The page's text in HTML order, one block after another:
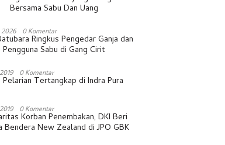
Bersama Sabu Dan Uang
2026 0 Komentar
Ringkus Pengedar Ganja dan
Pengguna Sabu di Gang Cirit
0 Komentar
Pelarian Tertangkap di Indra Pura
0 Komentar
Korban Penembakan, DKI Beri
Bendera New Zealand di JPO GBK